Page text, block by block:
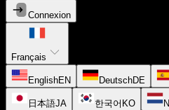
Connexion
Français
EnglishEN DeutschDE
日本語JA 한국어 KO